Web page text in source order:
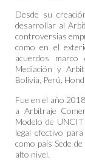
Desde su
desarrollar al
controversias
como en el
acuerdos
Mediación y
Bolivia, Perú,
Fue en el año
a Arbitraje
Modelo de
legal efectivo
como país Sede
alto nivel.